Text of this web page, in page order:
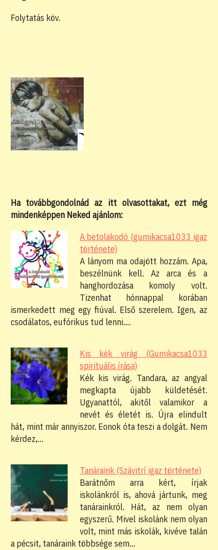
Folytatás köv.
Ha továbbgondolnád az itt olvasottakat, ezt még
mindenképpen Neked ajánlom:
A betolakodó (gumikacsa1033 igaz
története)
A lányom ma odajött hozzám. Apa,
beszélnünk kell. Az arca és a
hanghordozása komoly volt.
Tizenhat hónnappal korában
ismerkedett meg egy fiúval. Első szerelem. Igen, az
csodálatos, eufórikus tud lenni.…
Kis kék virág (Gumikacsa1033
spirituális írása)
Kék kis virág. Tandara, az angyal
megkapta újabb küldetését.
Ugyanattól, akitől valamikor a
nevét és életét is. Újra elindult
hát, mint már annyiszor. Eonok óta teszi a dolgát. Nem
kérdez,…
Tanáraink (Szávitrí igaz története)
Barátnőm arra kért, írjak
iskolánkról is, ahová jártunk, meg
tanárainkról. Hát, az nem olyan
egyszerű. Mivel iskolánk nem olyan
volt, mint más iskolák, kivéve talán
a pécsit, tanáraink többsége sem…